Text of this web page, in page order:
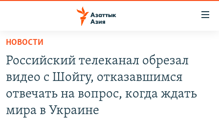
Вернуться
основному
содержанию
главной
УЗБЕКИСТАН
НА ДРУГИХ ЯЗЫКАХ
НОВОСТИ
Российский телеканал обрезал
видео с Шойгу, отказавшимся
отвечать на вопрос, когда ждать
мира в Украине